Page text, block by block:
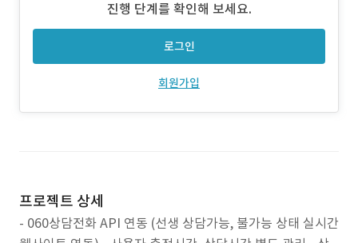
진행 단계를 확인해 보세요.
로그인
회원가입
프로젝트 상세
- 060상담전화 API 연동 (선생 상담가능, 불가능 상태 실시간